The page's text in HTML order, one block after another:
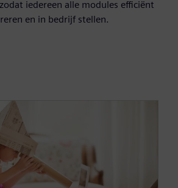
iedereen alle modules efficiënt
en in bedrijf stellen.